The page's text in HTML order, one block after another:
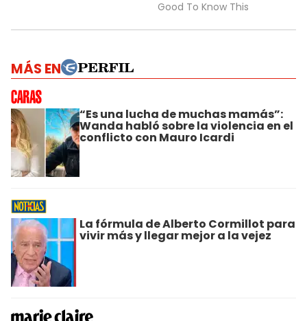
MÁS EN
“Es una lucha de muchas mamás”:
Wanda habló sobre la violencia en el
conflicto con Mauro Icardi
La fórmula de Alberto Cormillot para
vivir más y llegar mejor a la vejez